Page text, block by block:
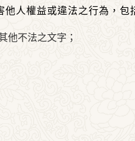
人權益或違法之行為，包
他不法之文字；